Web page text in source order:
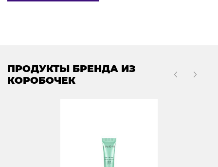
ПРОДУКТЫ БРЕНДА ИЗ
КОРОБОЧЕК